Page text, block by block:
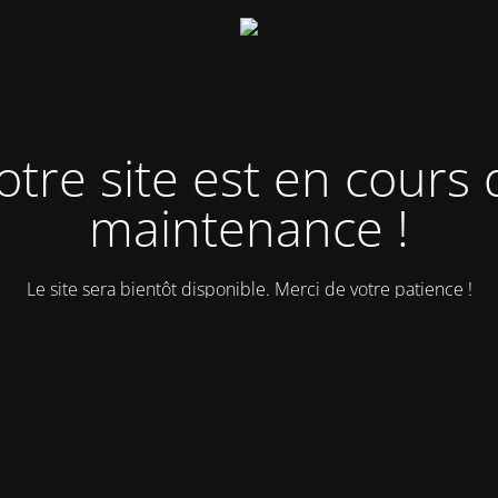
site est en cours
maintenance !
Le site sera bientôt disponible. Merci de votre patience !